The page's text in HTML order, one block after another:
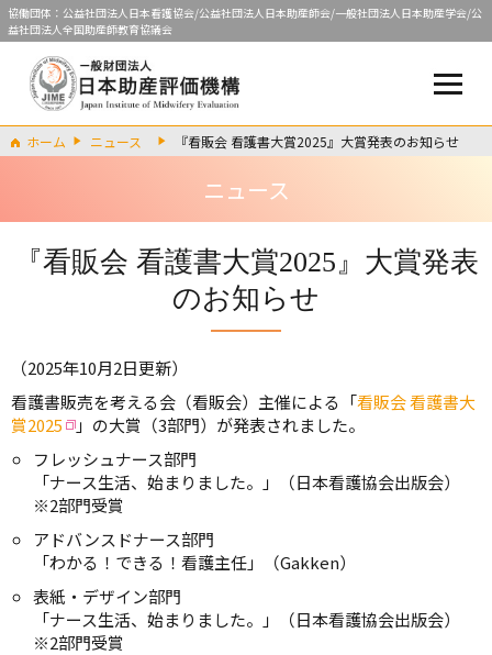
協働団体：公益社団法人日本看護協会/公益社団法人日本助産師会/一般社団法人日本助産学会/公
益社団法人全国助産師教育協議会
ホーム ニュース 『看販会 看護書大賞2025』大賞発表のお知らせ
ニュース
『看販会 看護書大賞2025』大賞発表
のお知らせ
（2025年10月2日更新）
看護書販売を考える会（看販会）主催による「看販会 看護書大
賞2025
」の大賞（3部門）が発表されました。
フレッシュナース部門
「ナース生活、始まりました。」（日本看護協会出版会）
※2部門受賞
アドバンスドナース部門
「わかる！できる！看護主任」（Gakken）
表紙・デザイン部門
「ナース生活、始まりました。」（日本看護協会出版会）
※2部門受賞